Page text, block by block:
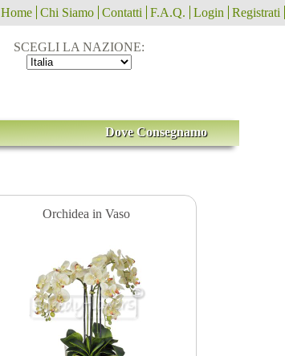
Home Chi Siamo Contatti F.A.Q. Login Registrati
SCEGLI LA NAZIONE:
Dove Consegnamo
Orchidea in Vaso